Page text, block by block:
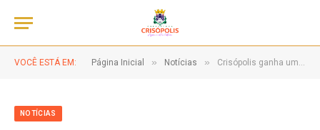
VOCÊ ESTÁ EM: Página Inicial » Notícias » Crisópolis ganha uma nova fachada do Hospital Municipal Bom Jesus!
NOTÍCIAS